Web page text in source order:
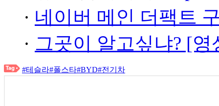
· 네이버 메인 더팩트
· 그곳이 알고싶냐? [
#테슬라#폴스타#BYD#전기차